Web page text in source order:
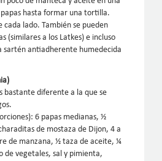
hasta formar una tortilla.
cada lado. También se pueden
(similares a los Latkes) e incluso
sartén antiadherente humedecida
bastante diferente a la que se
6 papas medianas, ½
de mostaza de Dijon, 4 a
de manzana, ½ taza de aceite, ¼
de vegetales, sal y pimienta,